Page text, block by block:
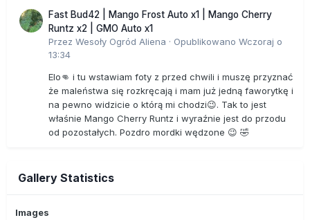
Fast Bud42 | Mango Frost Auto x1 | Mango Cherry
Runtz x2 | GMO Auto x1
Przez Wesoły Ogród Aliena · Opublikowano Wczoraj o
13:34
Elo👊 i tu wstawiam foty z przed chwili i muszę przyznać
że maleństwa się rozkręcają i mam już jedną faworytkę i
na pewno widzicie o którą mi chodzi😉. Tak to jest
właśnie Mango Cherry Runtz i wyraźnie jest do przodu
od pozostałych. Pozdro mordki wędzone 😉 🤣
Gallery Statistics
Images